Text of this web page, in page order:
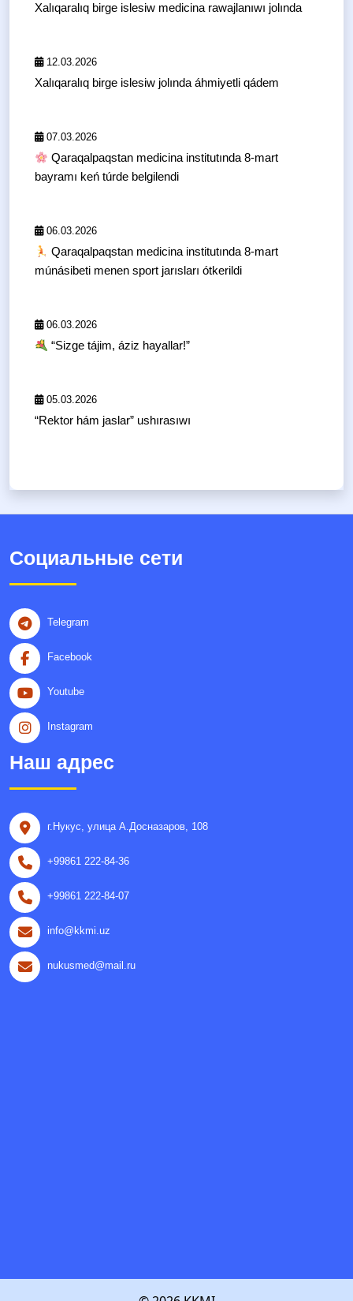
Xalıqaralıq birge islesiw medicina rawajlanıwı jolında
12.03.2026
Xalıqaralıq birge islesiw jolında áhmiyetli qádem
07.03.2026
Qaraqalpaqstan medicina institutında 8-mart
bayramı keń túrde belgilendi
06.03.2026
Qaraqalpaqstan medicina institutında 8-mart
múnásibeti menen sport jarısları ótkerildi
06.03.2026
“Sizge tájim, áziz hayallar!”
05.03.2026
“Rektor hám jaslar” ushırasıwı
Социальные сети
Telegram
Facebook
Youtube
Instagram
Наш адрес
г.Нукус, улица A.Досназаров, 108
+99861 222-84-36
+99861 222-84-07
info@kkmi.uz
nukusmed@mail.ru